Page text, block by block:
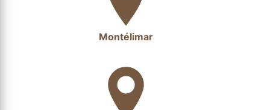
Montélimar